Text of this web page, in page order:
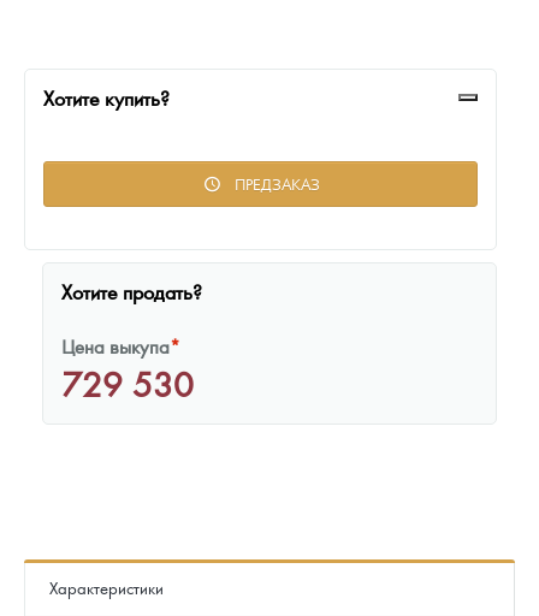
Наборы подарочных и коллекционных монет
Монеты и жетоны из недрагоценных металлов
Хотите купить?
ПРЕДЗАКАЗ
Хотите продать?
Цена выкупа*
729 530
Характеристики